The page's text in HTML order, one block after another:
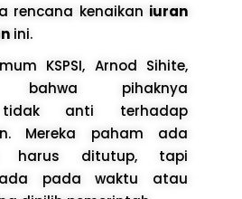
rencana kenaikan iuran
ini.
KSPSI, Arnod Sihite,
bahwa pihaknya
tidak anti terhadap
Mereka paham ada
harus ditutup, tapi
pada waktu atau